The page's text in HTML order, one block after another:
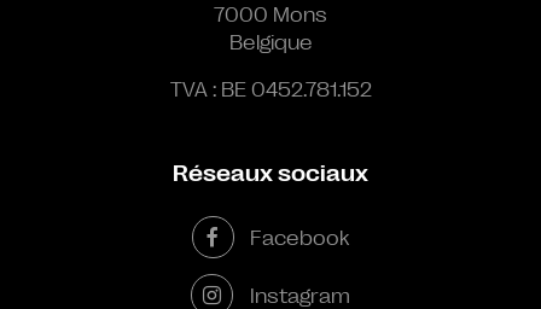
7000 Mons
Belgique
TVA : BE 0452.781.152
Réseaux sociaux
Facebook
Instagram